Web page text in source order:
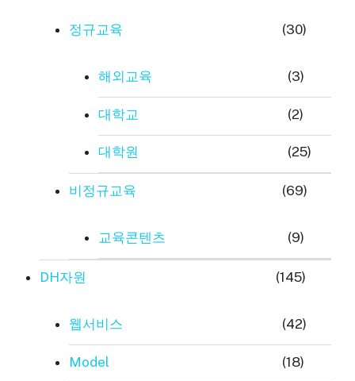
정규교육 (30)
해외교육 (3)
대학교 (2)
대학원 (25)
비정규교육 (69)
교육콘텐츠 (9)
DH자원 (145)
웹서비스 (42)
Model (18)